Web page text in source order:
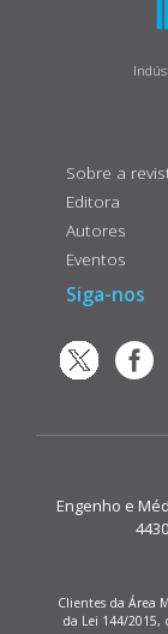
Sobre a
Editora
Autores
Eventos
Siga-nos
Engenho e
Clientes da Área
da Lei 144/